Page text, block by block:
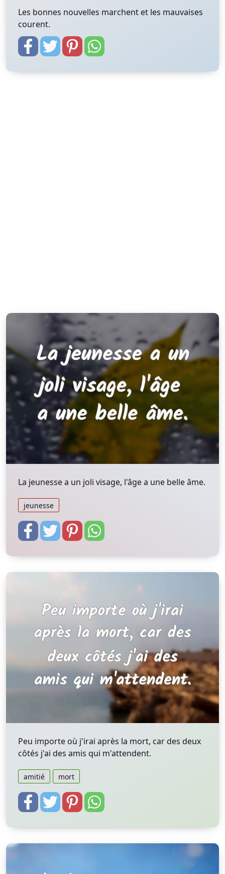
Les bonnes nouvelles marchent et les mauvaises
courent.
La jeunesse a un joli visage, l'âge a une belle âme.
jeunesse
Peu importe où j'irai après la mort, car des deux
côtés j'ai des amis qui m'attendent.
amitié mort